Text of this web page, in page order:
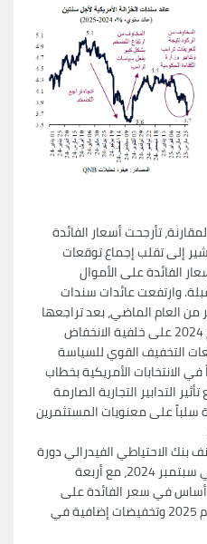
تأرجحت أسعار الفائدة
إلى تقلب إجماع توقعات
الفائدة على الأموال
وارتفعت عائدات سندات
من العام الماضي، بعد تراجعها
في الربعين الثاني والثالث من عام 2024 على خلفية الانخفاض
التخفيف القوي للسياسة
الانتخابات الأمريكية بخطاب
منذ فبراير 2025، ومع تأثير التدابير التجارية الصارمة
سلباً على معنويات المستثمرين
بنك الاحتياطي الفيدرالي دورة
خفض أسعار الفائدة التي بدأت في سبتمبر 2024، مع أربعة
بواقع 25 نقطة أساس في سعر الفائدة على
الأموال الفيدرالية بحلول نهاية عام 2025 وتخفيضات إضافية في